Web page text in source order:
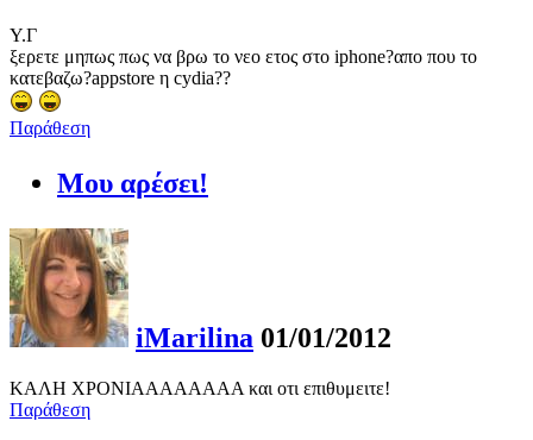
Y.Γ
ξερετε μηπως πως να βρω το νεο ετος στο iphone?απο που το
κατεβαζω?appstore η cydia??
Παράθεση
Μου αρέσει!
iMarilina 01/01/2012
ΚΑΛΗ ΧΡΟΝΙΑΑΑΑΑΑΑΑ και οτι επιθυμειτε!
Παράθεση